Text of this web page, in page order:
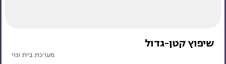
שיפוץ קטן-גדול
מערכת בית ונוי